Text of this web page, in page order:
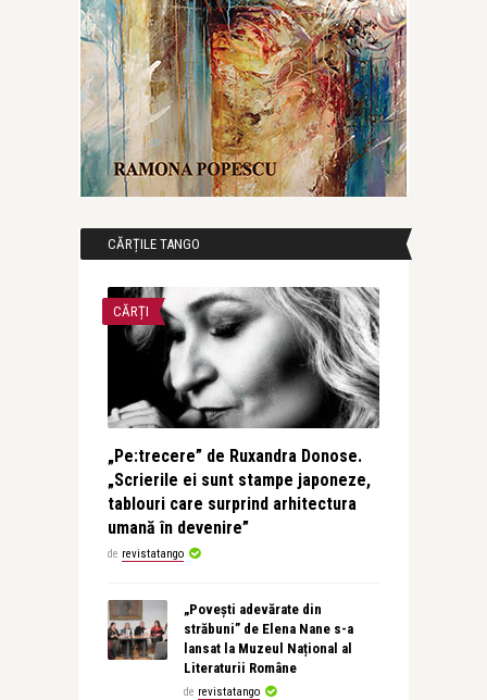
CĂRȚILE TANGO
CĂRȚI
„Pe:trecere” de Ruxandra Donose.
„Scrierile ei sunt stampe japoneze,
tablouri care surprind arhitectura
umană în devenire”
de revistatango
„Povești adevărate din
străbuni” de Elena Nane s-a
lansat la Muzeul Național al
Literaturii Române
de revistatango